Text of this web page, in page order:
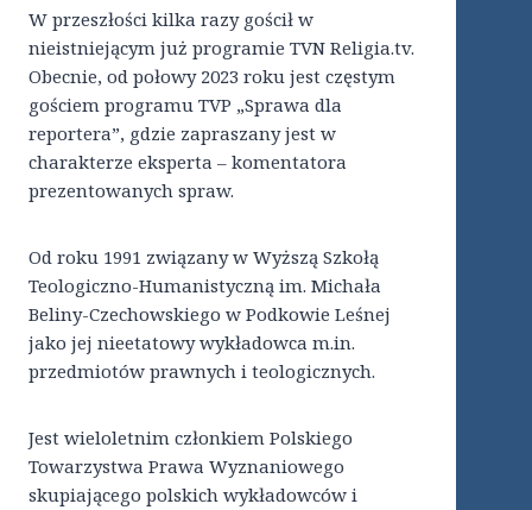
W przeszłości kilka razy gościł w
nieistniejącym już programie TVN Religia.tv.
Obecnie, od połowy 2023 roku jest częstym
gościem programu TVP „Sprawa dla
reportera”, gdzie zapraszany jest w
charakterze eksperta – komentatora
prezentowanych spraw.
Od roku 1991 związany w Wyższą Szkołą
Teologiczno-Humanistyczną im. Michała
Beliny-Czechowskiego w Podkowie Leśnej
jako jej nieetatowy wykładowca m.in.
przedmiotów prawnych i teologicznych.
Jest wieloletnim członkiem Polskiego
Towarzystwa Prawa Wyznaniowego
skupiającego polskich wykładowców i